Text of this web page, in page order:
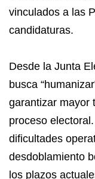
vinculados a las
candidaturas.
Desde la Junta
busca
garantizar mayor
proceso
dificultades
desdoblamiento
los plazos